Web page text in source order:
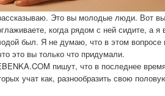
Это вы молодые люди. Вот
когда рядом с ней сидите, а я
был. Я не думаю, что в этом
это вы только что придумали.
пишут, что в последнее
учат как, разнообразить свою